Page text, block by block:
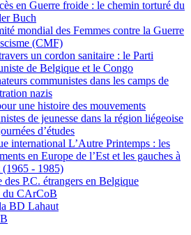
en Guerre froide : le chemin torturé du
Buch
mondial des Femmes contre la Guerre
(CMF)
un cordon sanitaire : le Parti
de Belgique et le Congo
communistes dans les camps de
nazis
une histoire des mouvements
de jeunesse dans la région liégeoise
d’études
international L’Autre Printemps : les
en Europe de l’Est et les gauches à
(1965 - 1985)
des P.C. étrangers en Belgique
du CArCoB
BD Lahaut